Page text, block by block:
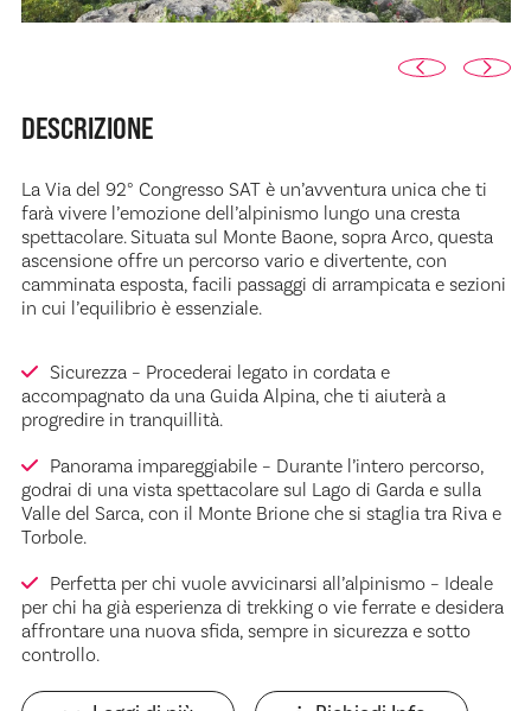
DESCRIZIONE
La Via del 92° Congresso SAT è un’avventura unica che ti
farà vivere l’emozione dell’alpinismo lungo una cresta
spettacolare. Situata sul Monte Baone, sopra Arco, questa
ascensione offre un percorso vario e divertente, con
camminata esposta, facili passaggi di arrampicata e sezioni
in cui l’equilibrio è essenziale.
Sicurezza – Procederai legato in cordata e
accompagnato da una Guida Alpina, che ti aiuterà a
progredire in tranquillità.
Panorama impareggiabile – Durante l’intero percorso,
godrai di una vista spettacolare sul Lago di Garda e sulla
Valle del Sarca, con il Monte Brione che si staglia tra Riva e
Torbole.
Perfetta per chi vuole avvicinarsi all’alpinismo – Ideale
per chi ha già esperienza di trekking o vie ferrate e desidera
affrontare una nuova sfida, sempre in sicurezza e sotto
controllo.